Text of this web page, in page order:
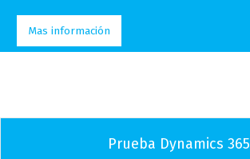
Mas información
Prueba Dynamics 365